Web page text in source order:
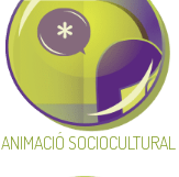
ANIMACIÓ SOCIOCULTURAL